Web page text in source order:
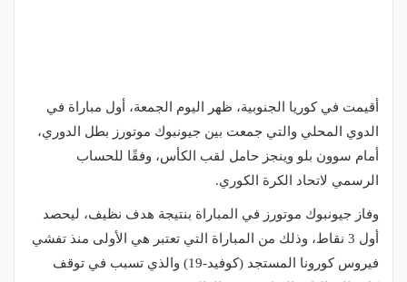
أقيمت في كوريا الجنوبية، ظهر اليوم الجمعة، أول مباراة في
الدوي المحلي والتي جمعت بين جيونبوك موتورز بطل الدوري،
أمام سوون بلو وينجز حامل لقب الكأس، وفقًا للحساب
الرسمي لاتحاد الكرة الكوري.
وفاز جيونبوك موتورز في المباراة بنتيجة هدف نظيف، ليحصد
أول 3 نقاط، وذلك من المباراة التي تعتبر هي الأولى منذ تفشي
فيروس كورونا المستجد (كوفيد-19) والذي تسبب في توقف